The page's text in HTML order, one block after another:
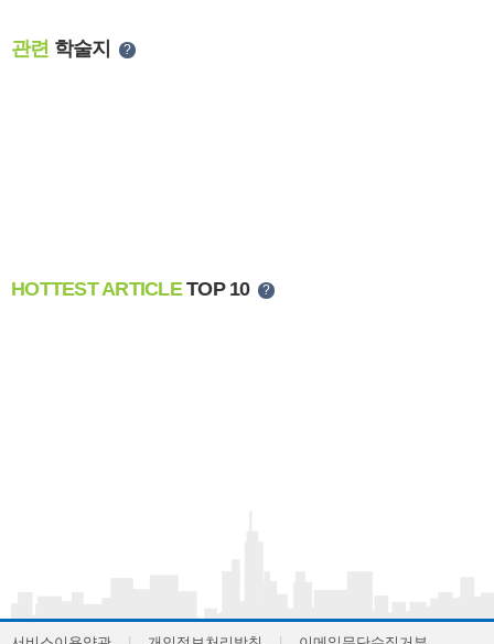
관련 학술지 ?
HOTTEST ARTICLETOP 10 ?